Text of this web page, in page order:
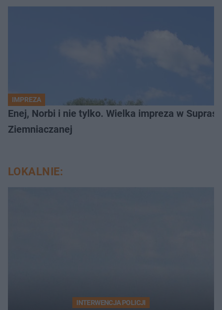
IMPREZA
Enej, Norbi i nie tylko. Wielka impreza w
Ziemniaczanej
LOKALNIE:
INTERWENCJA POLICJI